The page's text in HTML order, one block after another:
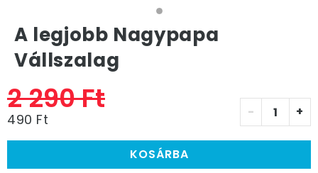
A legjobb Nagypapa
Vállszalag
2 290 Ft
490 Ft - +
KOSÁRBA